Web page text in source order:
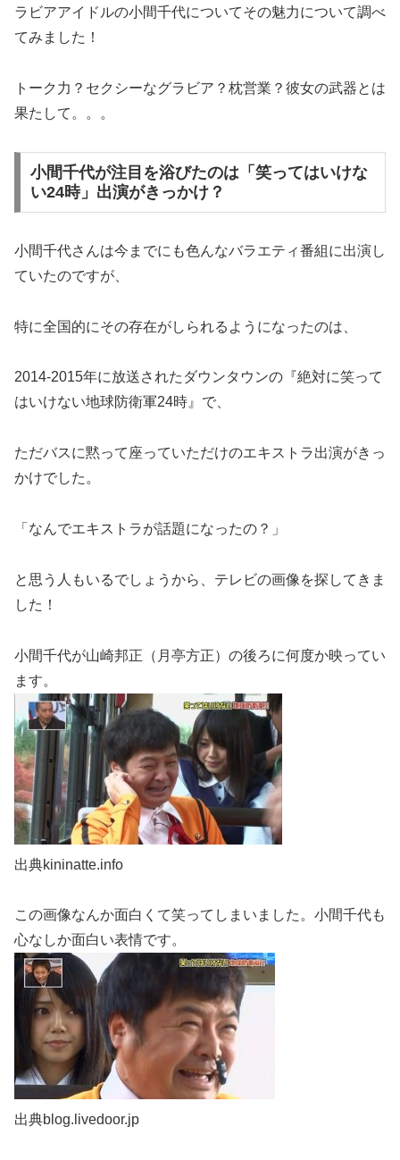
ラビアアイドルの小間千代についてその魅力について調べ
てみました！
トーク力？セクシーなグラビア？枕営業？彼女の武器とは
果たして。。。
小間千代が注目を浴びたのは「笑ってはいけな
い24時」出演がきっかけ？
小間千代さんは今までにも色んなバラエティ番組に出演し
ていたのですが、
特に全国的にその存在がしられるようになったのは、
2014-2015年に放送されたダウンタウンの『絶対に笑って
はいけない地球防衛軍24時』で、
ただバスに黙って座っていただけのエキストラ出演がきっ
かけでした。
「なんでエキストラが話題になったの？」
と思う人もいるでしょうから、テレビの画像を探してきま
した！
小間千代が山崎邦正（月亭方正）の後ろに何度か映ってい
ます。
出典kininatte.info
この画像なんか面白くて笑ってしまいました。小間千代も
心なしか面白い表情です。
出典blog.livedoor.jp